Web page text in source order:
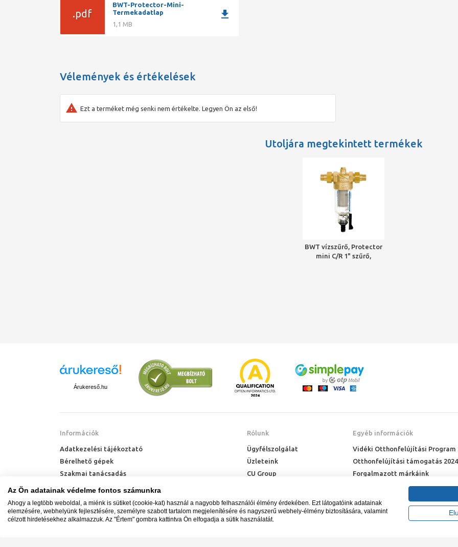
.pdf
BWT-Protector-Mini-
Termekadatlap
1,1 MB
download
Vélemények és értékelések
Ezt a terméket még senki nem értékelte. Legyen Ön az első!
Utoljára megtekintett termékek
BWT vízszűrő, Protector
mini C/R 1" szűrő,
Árukereső.hu
Információk
Adatkezelési tájékoztató
Bérelhető gépek
Szakmai tanácsadás
Technik Cool Pro hőszivattyú tájékoztató
Hőszivattyú kalkulátor
Rólunk
Ügyfélszolgálat
Üzleteink
CU Group
Egyéb információk
Vidéki Otthonfelújítási Program
Otthonfelújítási támogatás 2024
Forgalmazott márkáink
Adatkezelési kérelem
Az Ön adatainak védelme fontos számunkra
Ahogy a legtöbb weboldal, a miénk is sütiket (cookie-kat) használ a nagyobb felhasználói élmény érdekében. Ezt látogatóink adatainak
elemzésére, webhelyünk fejlesztésére, személyre szabott tartalom megjelenítésére és nagyszerű webhely-élmény biztosítására, valamint
célzott hirdetésekhez alkalmazzuk. Az "Értem" gombra kattintva Ön elfogadja a sütik használatát.